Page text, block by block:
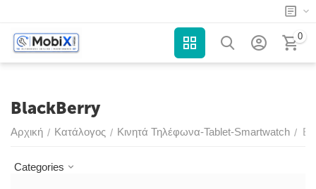
0
BlackBerry
Αρχική / Κατάλογος / Κινητά Τηλέφωνα-Tablet-Smartwatch /
Categories